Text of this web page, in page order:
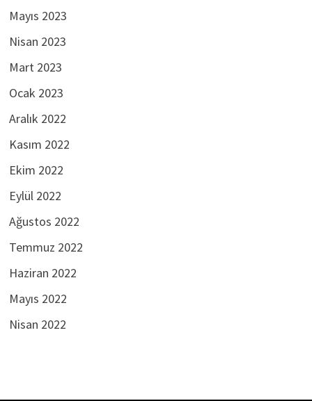
Mayıs 2023
Nisan 2023
Mart 2023
Ocak 2023
Aralık 2022
Kasım 2022
Ekim 2022
Eylül 2022
Ağustos 2022
Temmuz 2022
Haziran 2022
Mayıs 2022
Nisan 2022